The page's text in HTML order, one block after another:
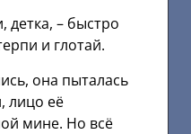
– быстро
и глотай.
она пыталась
лицо её
мине. Но всё